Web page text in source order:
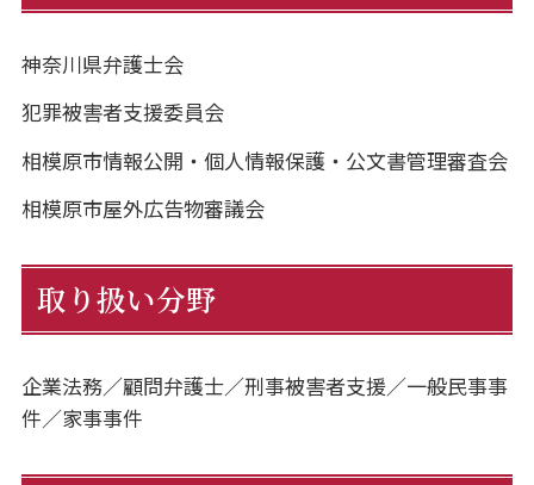
神奈川県弁護士会
犯罪被害者支援委員会
相模原市情報公開・個人情報保護・公文書管理審査会
相模原市屋外広告物審議会
取り扱い分野
企業法務／顧問弁護士／刑事被害者支援／一般民事事
件／家事事件